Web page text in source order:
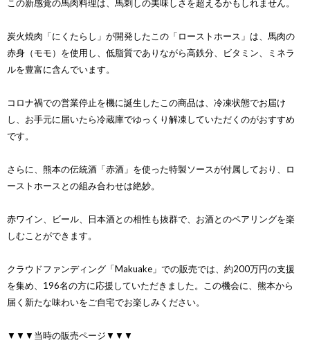
この新感覚の馬肉料理は、馬刺しの美味しさを超えるかもしれません。
炭火焼肉「にくたらし」が開発したこの「ローストホース」は、馬肉の
赤身（モモ）を使用し、低脂質でありながら高鉄分、ビタミン、ミネラ
ルを豊富に含んでいます。
コロナ禍での営業停止を機に誕生したこの商品は、冷凍状態でお届け
し、お手元に届いたら冷蔵庫でゆっくり解凍していただくのがおすすめ
です。
さらに、熊本の伝統酒「赤酒」を使った特製ソースが付属しており、ロ
ーストホースとの組み合わせは絶妙。
赤ワイン、ビール、日本酒との相性も抜群で、お酒とのペアリングを楽
しむことができます。
クラウドファンディング「Makuake」での販売では、約200万円の支援
を集め、196名の方に応援していただきました。この機会に、熊本から
届く新たな味わいをご自宅でお楽しみください。
▼▼▼当時の販売ページ▼▼▼